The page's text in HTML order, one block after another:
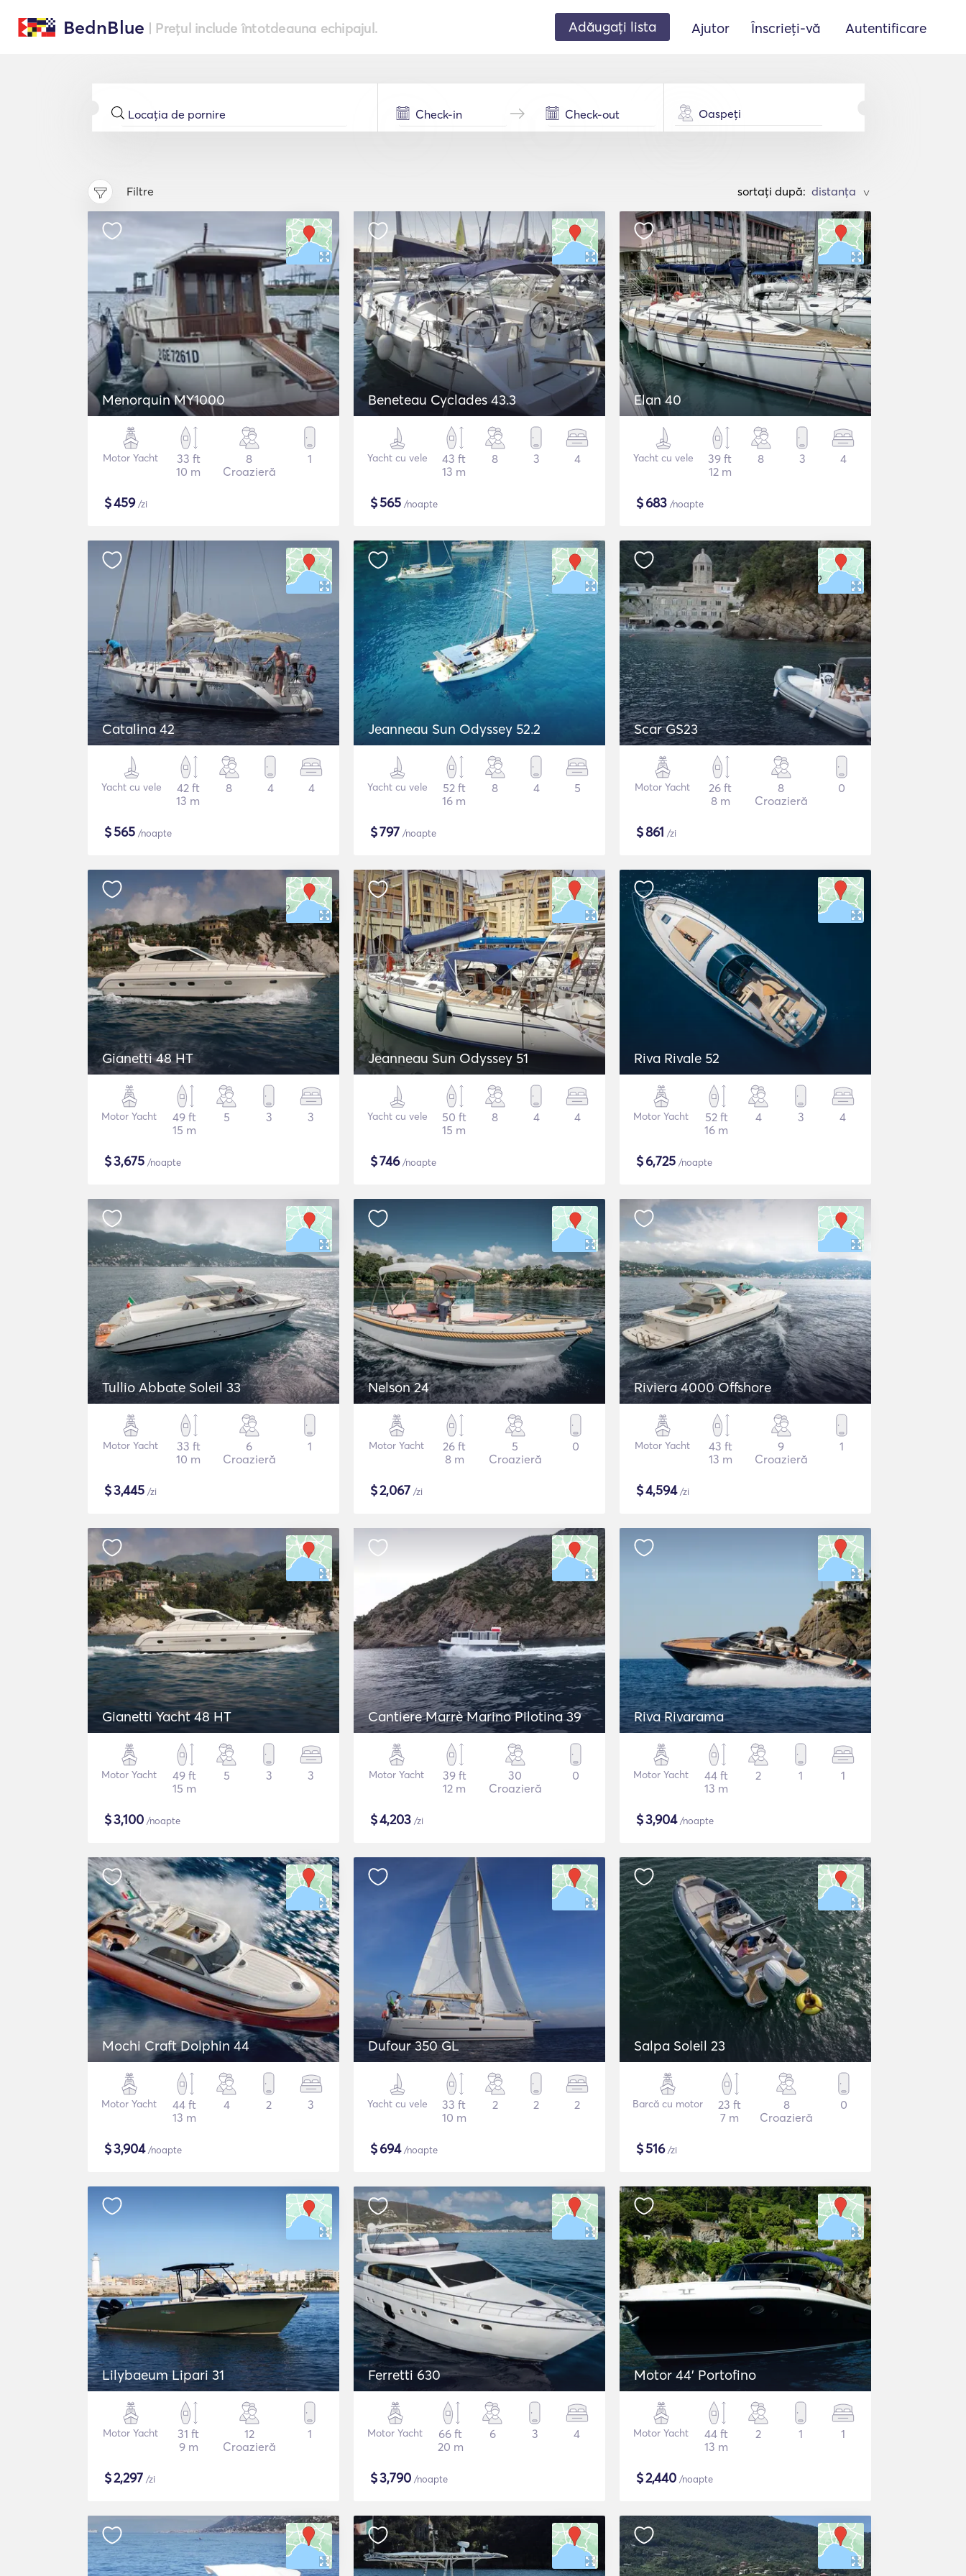
BednBlue | Prețul include întotdeauna echipajul. Adăugați lista Ajutor Înscrieți-vă Autentificare
Oaspeți
Filtre sortați după: >
Menorquin MY1000
Motor Yacht
33 ft
10 m
8
Croazieră
1
$459/zi
Beneteau Cyclades 43.3
Yacht cu vele
43 ft
13 m
8 3 4
$565 /noapte
Elan 40
Yacht cu vele
39 ft
12 m
8 3 4
$683 /noapte
Catalina 42
Yacht cu vele
42 ft
13 m
8 4 4
$565 /noapte
Jeanneau Sun Odyssey 52.2
Yacht cu vele
52 ft
16 m
8 4 5
$797 /noapte
Scar GS23
Motor Yacht
26 ft
8 m
8
Croazieră
0
$861 /zi
Gianetti 48 HT
Motor Yacht
49 ft
15 m
5 3 3
$3,675 /noapte
Jeanneau Sun Odyssey 51
Yacht cu vele
50 ft
15 m
8 4 4
$746/noapte
Riva Rivale 52
Motor Yacht
52 ft
16 m
4 3 4
$6,725 /noapte
Tullio Abbate Soleil 33
Motor Yacht
33 ft
10 m
6
Croazieră
1
$3,445 /zi
Nelson 24
Motor Yacht
26 ft
8 m
5
Croazieră
0
$2,067 /zi
Riviera 4000 Offshore
Motor Yacht
43 ft
13 m
9
Croazieră
1
$4,594/zi
Gianetti Yacht 48 HT
Motor Yacht
49 ft
15 m
5 3 3
$3,100 /noapte
Cantiere Marrè Marino Pilotina 39
Motor Yacht
39 ft
12 m
30
Croazieră
0
$4,203 /zi
Riva Rivarama
Motor Yacht
44 ft
13 m
2 1 1
$3,904/noapte
Mochi Craft Dolphin 44
Motor Yacht
44 ft
13 m
4 2 3
$3,904/noapte
Dufour 350 GL
Yacht cu vele
33 ft
10 m
2 2 2
$694/noapte
Salpa Soleil 23
Barcă cu motor
23 ft
7 m
8
Croazieră
0
$516/zi
Lilybaeum Lipari 31
Motor Yacht
31 ft
9 m
12
Croazieră
1
$2,297 /zi
Ferretti 630
Motor Yacht
66 ft
20 m
6 3 4
$3,790 /noapte
Motor 44' Portofino
Motor Yacht
44 ft
13 m
2 1 1
$2,440 /noapte